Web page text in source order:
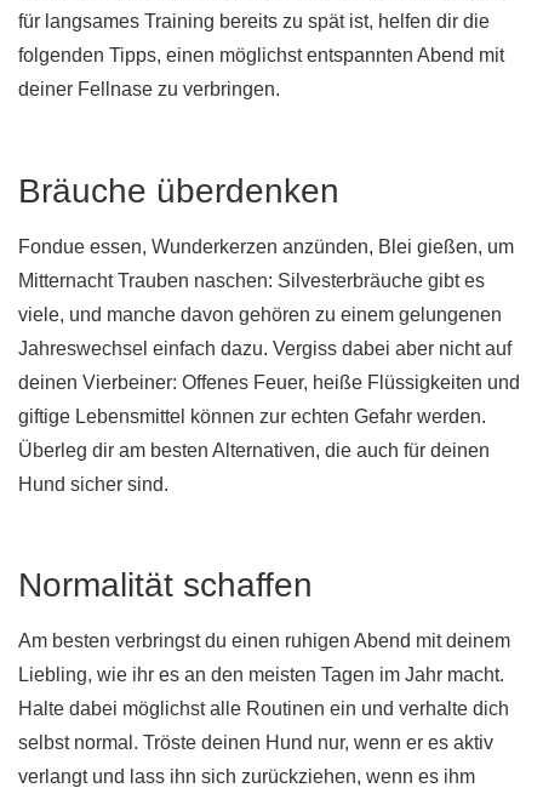
für langsames Training bereits zu spät ist, helfen dir die
folgenden Tipps, einen möglichst entspannten Abend mit
deiner Fellnase zu verbringen.
Bräuche überdenken
Fondue essen, Wunderkerzen anzünden, Blei gießen, um
Mitternacht Trauben naschen: Silvesterbräuche gibt es
viele, und manche davon gehören zu einem gelungenen
Jahreswechsel einfach dazu. Vergiss dabei aber nicht auf
deinen Vierbeiner: Offenes Feuer, heiße Flüssigkeiten und
giftige Lebensmittel können zur echten Gefahr werden.
Überleg dir am besten Alternativen, die auch für deinen
Hund sicher sind.
Normalität schaffen
Am besten verbringst du einen ruhigen Abend mit deinem
Liebling, wie ihr es an den meisten Tagen im Jahr macht.
Halte dabei möglichst alle Routinen ein und verhalte dich
selbst normal. Tröste deinen Hund nur, wenn er es aktiv
verlangt und lass ihn sich zurückziehen, wenn es ihm